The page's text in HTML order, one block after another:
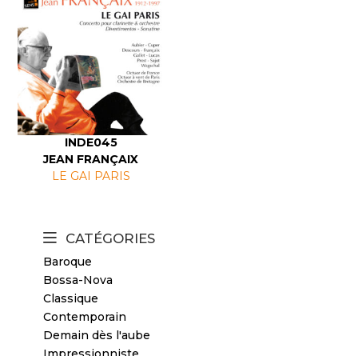
CATÉGORIES
Baroque
Bossa-Nova
Classique
Contemporain
Demain dès l'aube
INDE045
JEAN FRANÇAIX
LE GAI PARIS